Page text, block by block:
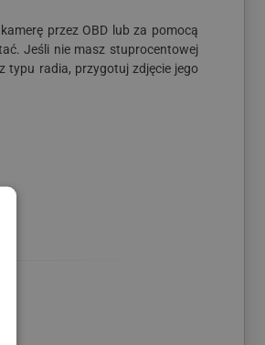
przez OBD lub za pomocą
Jeśli nie masz stuprocentowej
typu radia, przygotuj zdjęcie jego